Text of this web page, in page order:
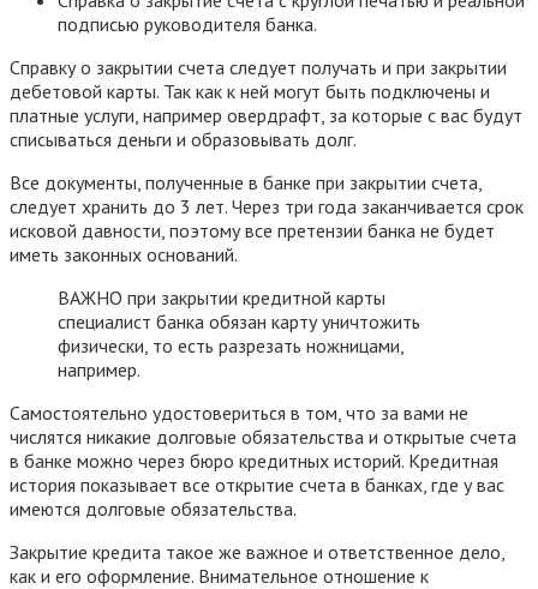
подписью руководителя банка.
Справку о закрытии счета следует получать и при закрытии
дебетовой карты. Так как к ней могут быть подключены и
платные услуги, например овердрафт, за которые с вас будут
списываться деньги и образовывать долг.
Все документы, полученные в банке при закрытии счета,
следует хранить до 3 лет. Через три года заканчивается срок
исковой давности, поэтому все претензии банка не будет
иметь законных оснований.
ВАЖНО при закрытии кредитной карты
специалист банка обязан карту уничтожить
физически, то есть разрезать ножницами,
например.
Самостоятельно удостовериться в том, что за вами не
числятся никакие долговые обязательства и открытые счета
в банке можно через бюро кредитных историй. Кредитная
история показывает все открытие счета в банках, где у вас
имеются долговые обязательства.
Закрытие кредита такое же важное и ответственное дело,
как и его оформление. Внимательное отношение к